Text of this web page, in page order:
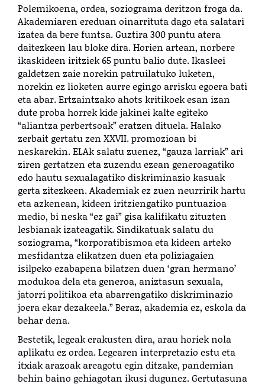
Polemikoena, ordea, soziograma deritzon froga da.
Akademiaren ereduan oinarrituta dago eta salatari
izatea da bere funtsa. Guztira 300 puntu atera
daitezkeen lau bloke dira. Horien artean, norbere
ikaskideen iritziek 65 puntu balio dute. Ikasleei
galdetzen zaie norekin patruilatuko luketen,
norekin ez lioketen aurre egingo arrisku egoera bati
eta abar. Ertzaintzako ahots kritikoek esan izan
dute proba horrek kide jakinei kalte egiteko
“aliantza perbertsoak” eratzen dituela. Halako
zerbait gertatu zen XXVII. promozioan bi
neskarekin. ELAk salatu zuenez, “gauza larriak” ari
ziren gertatzen eta zuzendu ezean generoagatiko
edo hautu sexualagatiko diskriminazio kasuak
gerta zitezkeen. Akademiak ez zuen neurririk hartu
eta azkenean, kideen iritziengatiko puntuazioa
medio, bi neska “ez gai” gisa kalifikatu zituzten
lesbianak izateagatik. Sindikatuak salatu du
soziograma, “korporatibismoa eta kideen arteko
mesfidantza elikatzen duen eta poliziagaien
isilpeko ezabapena bilatzen duen ‘gran hermano’
modukoa dela eta generoa, aniztasun sexuala,
jatorri politikoa eta abarrengatiko diskriminazio
joera ekar dezakeela.” Beraz, akademia ez, eskola da
behar dena.
Bestetik, legeak erakusten dira, arau horiek nola
aplikatu ez ordea. Legearen interpretazio estu eta
itxiak arazoak areagotu egin ditzake, pandemian
behin baino gehiagotan ikusi dugunez. Gertutasuna